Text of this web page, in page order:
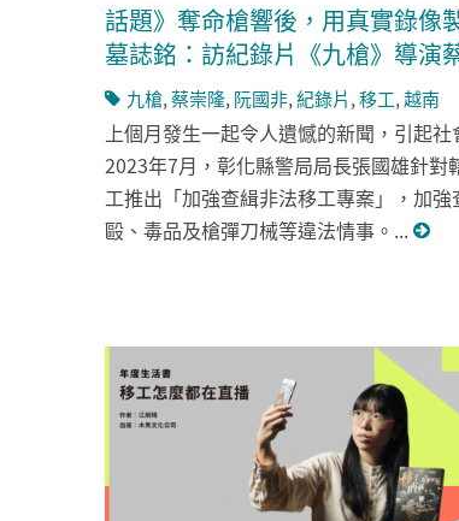
話題》奪命槍響後，用真實錄像
墓誌銘：訪紀錄片《九槍》導演
九槍,蔡崇隆, 阮國非,紀錄片,移工,越南
上個月發生一起令人遺憾的新聞，引起社
2023年7月，彰化縣警局局長張國雄針對
工推出「加強查緝非法移工專案」，加強
毆、毒品及槍彈刀械等違法情事。...